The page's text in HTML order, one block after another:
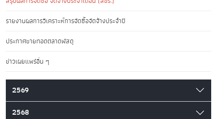
รายงานผลการวิเคราะห์การจัดซื้อจัดจ้างประจำปี
ประกาศขายทอดตลาดพัสดุ
ข่าวเผยแพร่อื่น ๆ
2569
2568